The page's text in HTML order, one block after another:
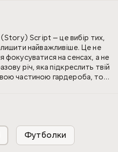
Script — це вибір тих,
найважливіше. Це не
фокусуватися на сенсах, а не
річ, яка підкреслить твій
частиною гардероба, то
відчуття легкості, а
зберігати ідеальний
прання. Oversize крій
яка потрібна для
міста.
Футболки